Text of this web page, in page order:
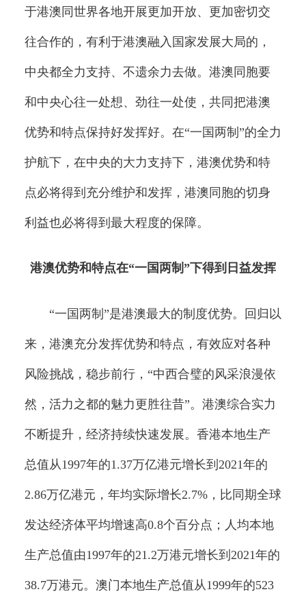
于港澳同世界各地开展更加开放、更加密切交
往合作的，有利于港澳融入国家发展大局的，
中央都全力支持、不遗余力去做。港澳同胞要
和中央心往一处想、劲往一处使，共同把港澳
优势和特点保持好发挥好。在“一国两制”的全力
护航下，在中央的大力支持下，港澳优势和特
点必将得到充分维护和发挥，港澳同胞的切身
利益也必将得到最大程度的保障。
港澳优势和特点在“一国两制”下得到日益发挥
“一国两制”是港澳最大的制度优势。回归以
来，港澳充分发挥优势和特点，有效应对各种
风险挑战，稳步前行，“中西合璧的风采浪漫依
然，活力之都的魅力更胜往昔”。港澳综合实力
不断提升，经济持续快速发展。香港本地生产
总值从1997年的1.37万亿港元增长到2021年的
2.86万亿港元，年均实际增长2.7%，比同期全球
发达经济体平均增速高0.8个百分点；人均本地
生产总值由1997年的21.2万港元增长到2021年的
38.7万港元。澳门本地生产总值从1999年的523